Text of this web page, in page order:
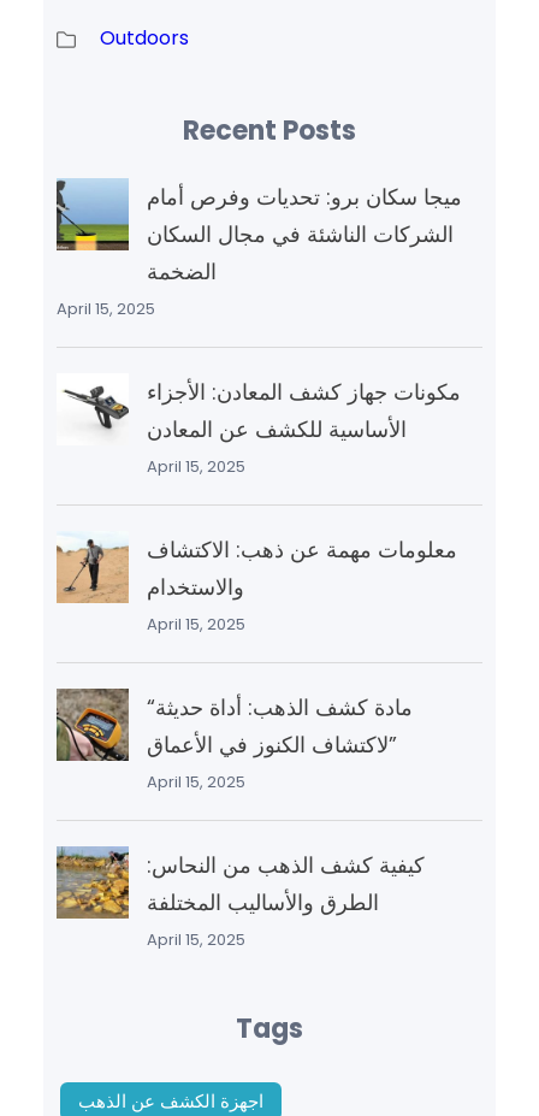
Outdoors
Recent Posts
ميجا سكان برو: تحديات وفرص أمام
الشركات الناشئة في مجال السكان
الضخمة
April 15, 2025
مكونات جهاز كشف المعادن: الأجزاء
الأساسية للكشف عن المعادن
April 15, 2025
معلومات مهمة عن ذهب: الاكتشاف
والاستخدام
April 15, 2025
“مادة كشف الذهب: أداة حديثة
لاكتشاف الكنوز في الأعماق”
April 15, 2025
كيفية كشف الذهب من النحاس:
الطرق والأساليب المختلفة
April 15, 2025
Tags
اجهزة الكشف عن الذهب